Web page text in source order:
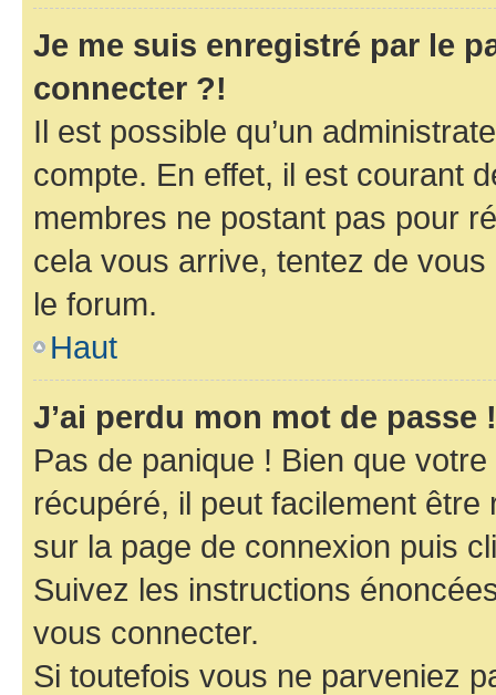
Je me suis enregistré par le
connecter ?!
Il est possible qu’un
compte. En effet, il est courant
membres ne postant pas pour
cela vous arrive, tentez de
le forum.
Haut
J’ai perdu mon mot de passe !
Pas de panique ! Bien que
récupéré, il peut facilement
sur la page de connexion puis
Suivez les instructions
vous connecter.
Si toutefois vous ne parveniez